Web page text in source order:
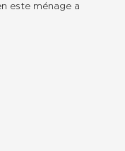
este ménage a